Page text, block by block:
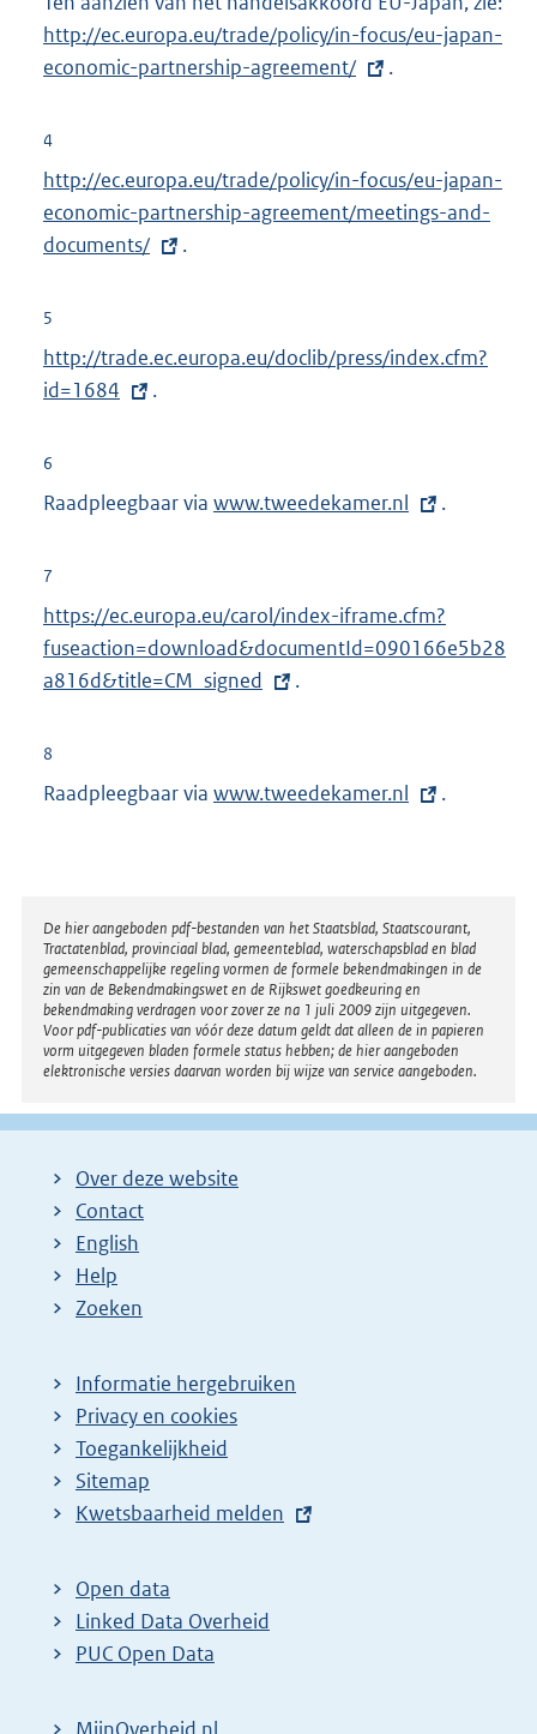
:
e
l
i
:
http://ec.europa.eu/trade/policy/in-focus/eu-japan-
economic-partnership-agreement/
.
4
E
x
t
r
e
l
n
k
http://ec.europa.eu/trade/policy/in-focus/eu-japan-
economic-partnership-agreement/meetings-and-
documents/
.
5
E
x
e
l
i
n
k
http://trade.ec.europa.eu/doclib/press/index.cfm?
id=1684
.
6
Raadpleegbaar via E
r
n
e
n
www.tweedekamer.nl .
7
E
x
t
r
k
:
https://ec.europa.eu/carol/index-iframe.cfm?
fuseaction=download&documentId=090166e5b28
a816d&title=CM_signed
.
8
Raadpleegbaar via E
r
n
e
l
i
n
k
www.tweedekamer.nl .
Disclaimer
De hier aangeboden pdf-bestanden van het Staatsblad, Staatscourant,
Tractatenblad, provinciaal blad, gemeenteblad, waterschapsblad en blad
gemeenschappelijke regeling vormen de formele bekendmakingen in de
zin van de Bekendmakingswet en de Rijkswet goedkeuring en
bekendmaking verdragen voor zover ze na 1 juli 2009 zijn uitgegeven.
Voor pdf-publicaties van vóór deze datum geldt dat alleen de in papieren
vorm uitgegeven bladen formele status hebben; de hier aangeboden
elektronische versies daarvan worden bij wijze van service aangeboden.
Over deze website
Contact
English
Help
Zoeken
Informatie hergebruiken
Privacy en cookies
Toegankelijkheid
Sitemap
E
t
e
r
Kwetsbaarheid melden
Open data
Linked Data Overheid
PUC Open Data
MijnOverheid.nl